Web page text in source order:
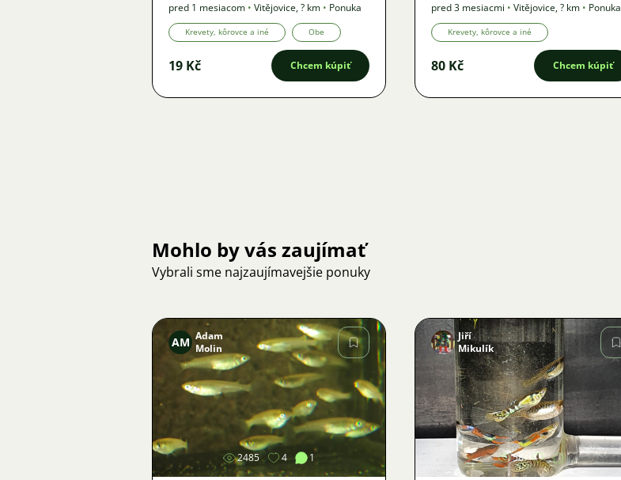
pred 1 mesiacom • Vitějovice,? km • Ponuka
Krevety, kôrovce a iné Obe
19 Kč Chcem kúpiť
pred 3 mesiacmi • Vitějovice,? km • Ponuka
Krevety, kôrovce a iné
80 Kč Chcem kúpiť
Mohlo by vás zaujímať
Vybrali sme najzaujímavejšie ponuky
Obrázok
AM Adam
Molin
2485 4 1
Obrázok
Jiří
Mikulík
58